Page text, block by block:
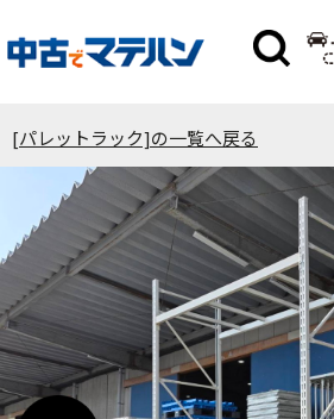
[パレットラック]の一覧へ戻る